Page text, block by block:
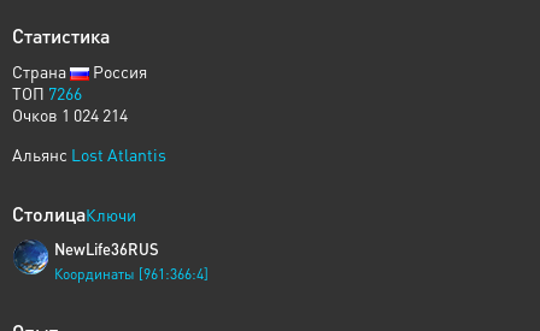
Статистика
Страна
Россия
ТОП 7266
Очков 1 024 214
Альянс Lost Atlantis
СтолицаКлючи
NewLife36RUS
Координаты [961:366:4]